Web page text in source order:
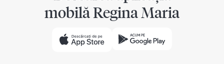
mobilă Regina Maria